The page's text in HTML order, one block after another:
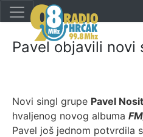
Pavel objavili novi
Novi singl grupe Pavel
hvaljenog novog albuma
Pavel još jednom potvrdila